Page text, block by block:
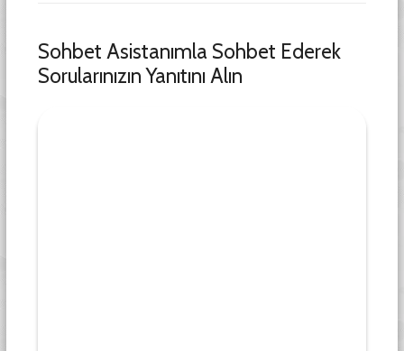
Sohbet Asistanımla Sohbet Ederek
Sorularınızın Yanıtını Alın